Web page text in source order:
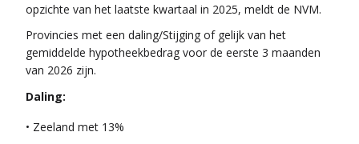
opzichte van het laatste kwartaal in 2025, meldt de NVM.
Provincies met een daling/Stijging of gelijk van het
gemiddelde hypotheekbedrag voor de eerste 3 maanden
van 2026 zijn.
Daling:
• Zeeland met 13%